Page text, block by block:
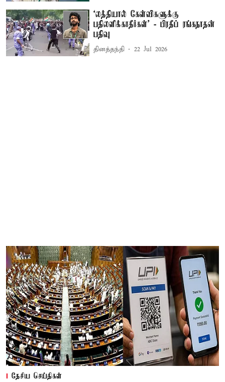
‘லத்தியால் கேள்விகளுக்கு
பதிலளிக்காதீர்கள்’ - பிரதீப் ரங்கநாதன்
பதிவு
தினத்தந்தி 22 Jul 2026
தேசிய செய்திகள்